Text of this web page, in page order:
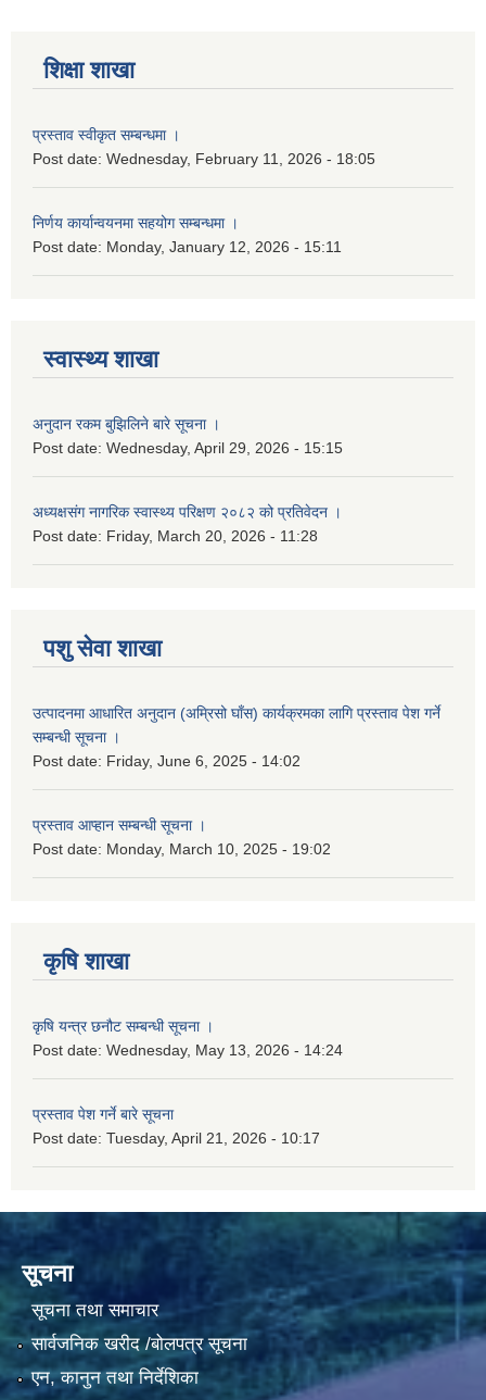
शिक्षा शाखा
प्रस्ताव स्वीकृत सम्बन्धमा ।
Post date: Wednesday, February 11, 2026 - 18:05
निर्णय कार्यान्वयनमा सहयोग सम्बन्धमा ।
Post date: Monday, January 12, 2026 - 15:11
स्वास्थ्य शाखा
अनुदान रकम बुझिलिने बारे सूचना ।
Post date: Wednesday, April 29, 2026 - 15:15
अध्यक्षसंग नागरिक स्वास्थ्य परिक्षण २०८२ को प्रतिवेदन ।
Post date: Friday, March 20, 2026 - 11:28
पशु सेवा शाखा
उत्पादनमा आधारित अनुदान (अम्रिसो घाँस) कार्यक्रमका लागि प्रस्ताव पेश गर्ने
सम्बन्धी सूचना ।
Post date: Friday, June 6, 2025 - 14:02
प्रस्ताव आप्हान सम्बन्धी सूचना ।
Post date: Monday, March 10, 2025 - 19:02
कृषि शाखा
कृषि यन्त्र छनौट सम्बन्धी सूचना ।
Post date: Wednesday, May 13, 2026 - 14:24
प्रस्ताव पेश गर्ने बारे सूचना
Post date: Tuesday, April 21, 2026 - 10:17
सूचना
सूचना तथा समाचार
सार्वजनिक खरीद /बोलपत्र सूचना
एन, कानुन तथा निर्देशिका